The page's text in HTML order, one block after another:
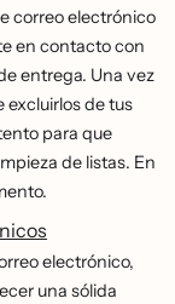
correo electrónico
en contacto con
entrega. Una vez
excluirlos de tus
para que
de listas. En
electrónico,
una sólida